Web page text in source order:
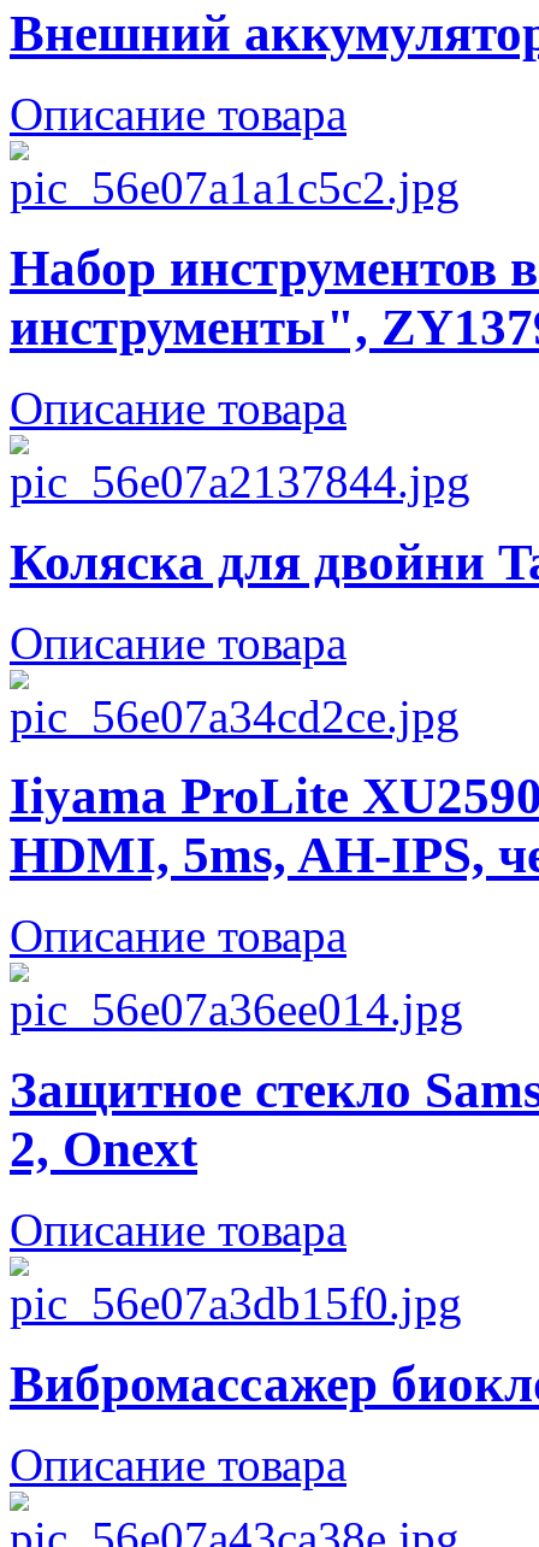
Внешний
Описание товара
Набор инструментов
инструменты",
Описание товара
Коляска для двойни
Описание товара
Iiyama ProLite
HDMI, 5ms, AH-IPS,
Описание товара
Защитное стекло
2, Onext
Описание товара
Вибромассажер
Описание товара